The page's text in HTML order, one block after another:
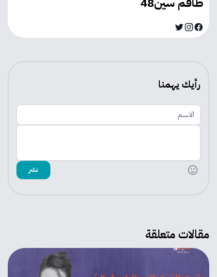
Facebook
Instagram
Twitter
رأيك يهمنا
الاسم
اضف تعليقك
نشر
مقالات متعلقة